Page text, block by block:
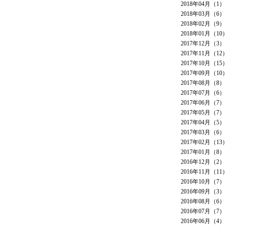
2018年04月（1）
2018年03月（6）
2018年02月（9）
2018年01月（10）
2017年12月（3）
2017年11月（12）
2017年10月（15）
2017年09月（10）
2017年08月（8）
2017年07月（6）
2017年06月（7）
2017年05月（7）
2017年04月（5）
2017年03月（6）
2017年02月（13）
2017年01月（8）
2016年12月（2）
2016年11月（11）
2016年10月（7）
2016年09月（3）
2016年08月（6）
2016年07月（7）
2016年06月（4）